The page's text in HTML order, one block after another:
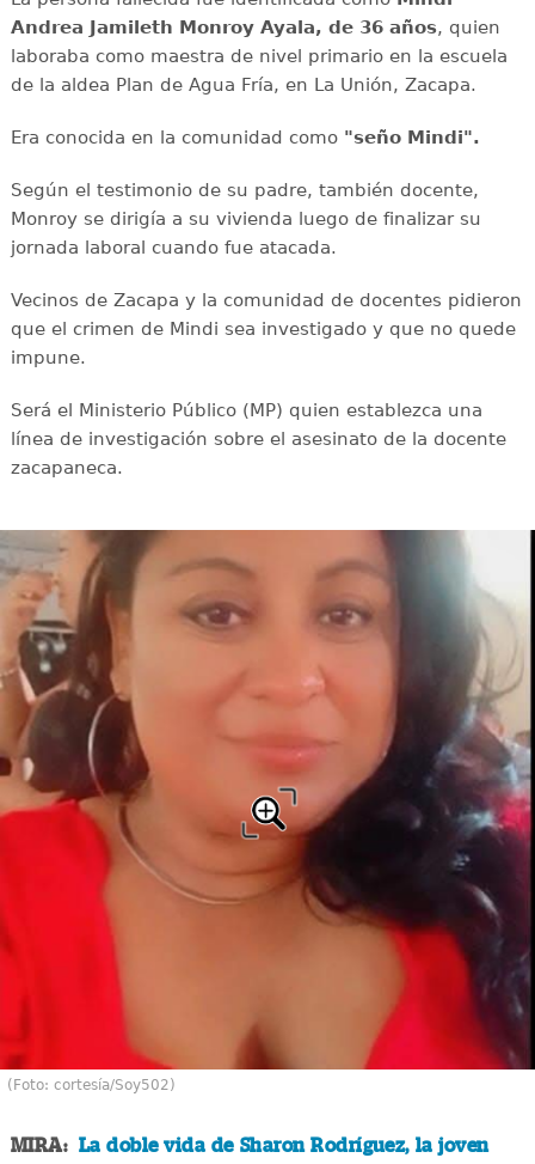
Andrea Jamileth Monroy Ayala, de 36 años, quien
laboraba como maestra de nivel primario en la escuela
de la aldea Plan de Agua Fría, en La Unión, Zacapa.
Era conocida en la comunidad como "seño Mindi".
Según el testimonio de su padre, también docente,
Monroy se dirigía a su vivienda luego de finalizar su
jornada laboral cuando fue atacada.
Vecinos de Zacapa y la comunidad de docentes pidieron
que el crimen de Mindi sea investigado y que no quede
impune.
Será el Ministerio Público (MP) quien establezca una
línea de investigación sobre el asesinato de la docente
zacapaneca.
(Foto: cortesía/Soy502)
MIRA: La doble vida de Sharon Rodríguez, la joven